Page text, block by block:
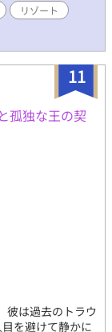
わぬ形で彼の弱
提案する
私に性技の指南
ダリ・中身は純情
リゾートバイト
な恋の行方は!?
ています）
リゾート
11
孤独な王の契
彼は過去のトラウ
を避けて静かに